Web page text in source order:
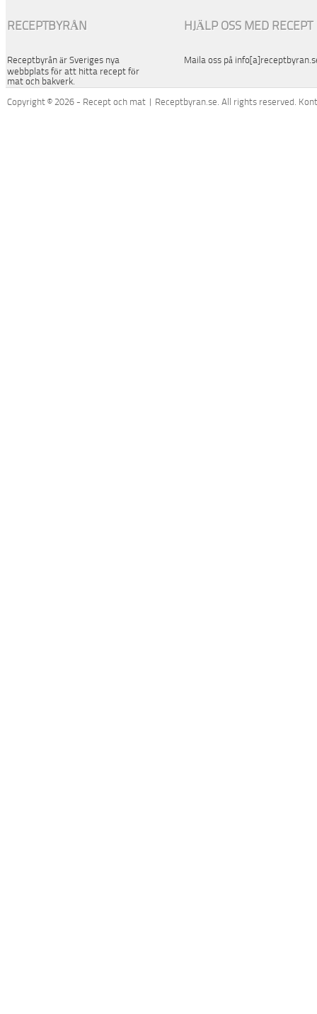
RECEPTBYRÅN
Receptbyrån är Sveriges nya
webbplats för att hitta recept för
mat och bakverk.
HJÄLP OSS MED RECEPT
Maila oss på
Copyright © 2026 - Recept och mat | Receptbyran.se. All rights reserved.